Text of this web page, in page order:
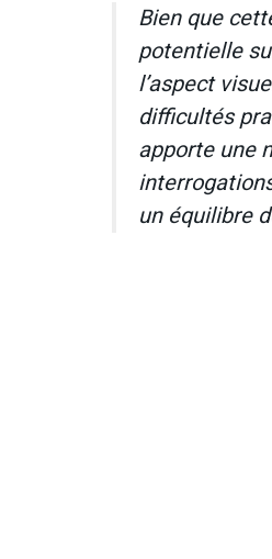
Bien que
potentielle
l’aspect
difficultés
apporte une
un équilibre